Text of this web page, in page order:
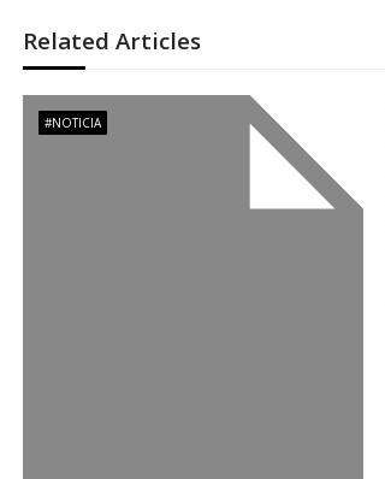
g
a
Related Articles
#NOTICIA